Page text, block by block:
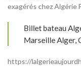
exagérés chez Algérie
Billet bateau
Marseille Alger,
https://